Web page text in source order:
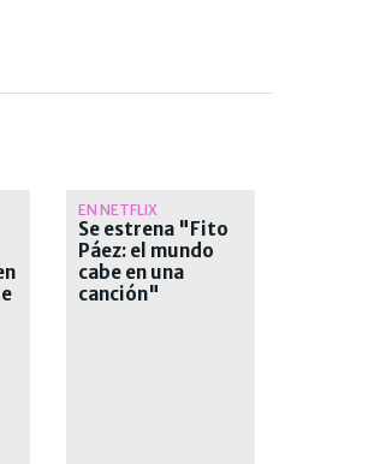
EN NETFLIX
Se estrena "Fito
Páez: el mundo
cabe en una
canción"